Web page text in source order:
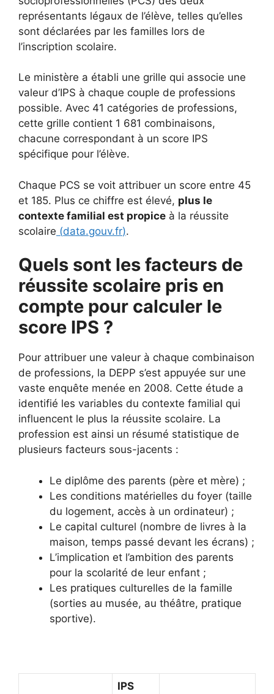
représentants légaux de l’élève, telles qu’elles
sont déclarées par les familles lors de
l’inscription scolaire.
Le ministère a établi une grille qui associe une
valeur d’IPS à chaque couple de professions
possible. Avec 41 catégories de professions,
cette grille contient 1 681 combinaisons,
chacune correspondant à un score IPS
spécifique pour l’élève.
Chaque PCS se voit attribuer un score entre 45
et 185. Plus ce chiffre est élevé, plus le
contexte familial est propice à la réussite
scolaire (data.gouv.fr).
Quels sont les facteurs de
réussite scolaire pris en
compte pour calculer le
score IPS ?
Pour attribuer une valeur à chaque combinaison
de professions, la DEPP s’est appuyée sur une
vaste enquête menée en 2008. Cette étude a
identifié les variables du contexte familial qui
influencent le plus la réussite scolaire. La
profession est ainsi un résumé statistique de
plusieurs facteurs sous-jacents :
Le diplôme des parents (père et mère) ;
Les conditions matérielles du foyer (taille
du logement, accès à un ordinateur) ;
Le capital culturel (nombre de livres à la
maison, temps passé devant les écrans) ;
L’implication et l’ambition des parents
pour la scolarité de leur enfant ;
Les pratiques culturelles de la famille
(sorties au musée, au théâtre, pratique
sportive).
IPS